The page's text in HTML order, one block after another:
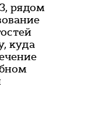
рядом
куда